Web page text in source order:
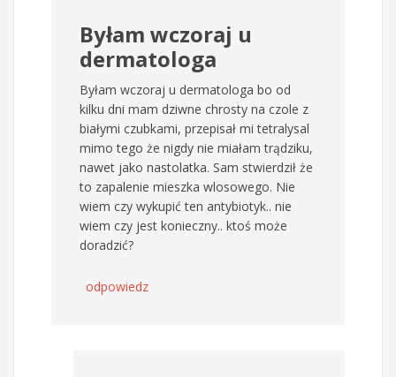
Byłam wczoraj u
dermatologa
Byłam wczoraj u dermatologa bo od
kilku dni mam dziwne chrosty na czole z
białymi czubkami, przepisał mi tetralysal
mimo tego że nigdy nie miałam trądziku,
nawet jako nastolatka. Sam stwierdził że
to zapalenie mieszka wlosowego. Nie
wiem czy wykupić ten antybiotyk.. nie
wiem czy jest konieczny.. ktoś może
doradzić?
odpowiedz